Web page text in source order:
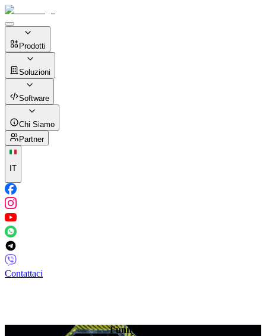
Prodotti
Soluzioni
Software
Chi Siamo
Partner
IT
Contattaci
Funny Pool